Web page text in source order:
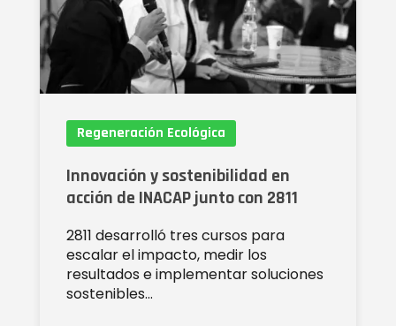
Regeneración Ecológica
Innovación y sostenibilidad en
acción de INACAP junto con 2811
2811 desarrolló tres cursos para
escalar el impacto, medir los
resultados e implementar soluciones
sostenibles…